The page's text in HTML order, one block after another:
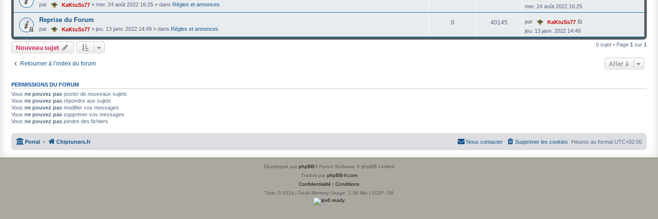
par KaKtuSs77 » mer. 24 août 2022 16:25 » dans Règles et annonces
mer. 24 août 2022 16:25
Reprise du Forum
par KaKtuSs77 » jeu. 13 janv. 2022 14:49 » dans Règles et annonces
0 40145 par
KaKtuSs77
jeu. 13 janv. 2022 14:49
Nouveau sujet 0 sujet • Page 1 sur 1
Retourner à l’index du forum Aller à
PERMISSIONS DU FORUM
Vous ne pouvez pas poster de nouveaux sujets
Vous ne pouvez pas répondre aux sujets
Vous ne pouvez pas modifier vos messages
Vous ne pouvez pas supprimer vos messages
Vous ne pouvez pas joindre des fichiers
Portal Chiptuners.fr Heures au format UTC+02:00
Supprimer les cookies
Nous contacter
Développé par phpBB® Forum Software © phpBB Limited
Traduit par phpBB-fr.com
Confidentialité | Conditions
Time: 0.032s | Peak Memory Usage: 2.38 Mio | GZIP: Off